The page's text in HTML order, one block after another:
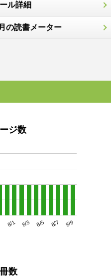
ル詳細
の読書メーター
ジ数
8/1 8/3 8/5 8/7 8/9
数